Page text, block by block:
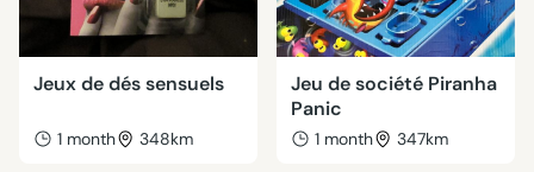
Jeux de dés sensuels
1 month 348km
Jeu de société Piranha
Panic
1 month 347km